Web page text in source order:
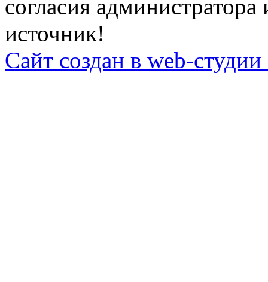
согласия
источник!
Сайт создан в web-